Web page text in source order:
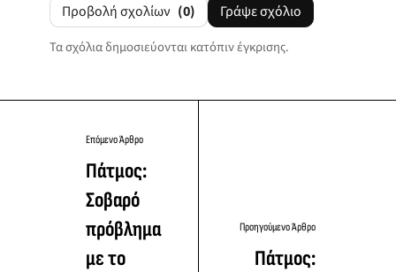
Προβολή σχολίων (0) Γράψε σχόλιο
Τα σχόλια δημοσιεύονται κατόπιν έγκρισης.
Επόμενο Άρθρο
Πάτμος:
Σοβαρό
πρόβλημα
με το
Προηγούμενο Άρθρο
Πάτμος: